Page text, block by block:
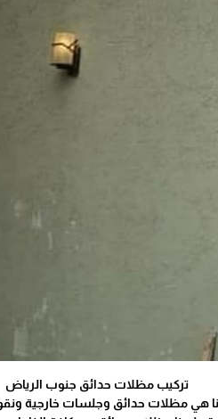
تركيب مظلات حدائق جنوب الرياض
هي مظلات حدائق وجلسات خارجية